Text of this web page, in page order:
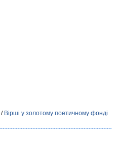
/ Вірші у золотому поетичному фонді